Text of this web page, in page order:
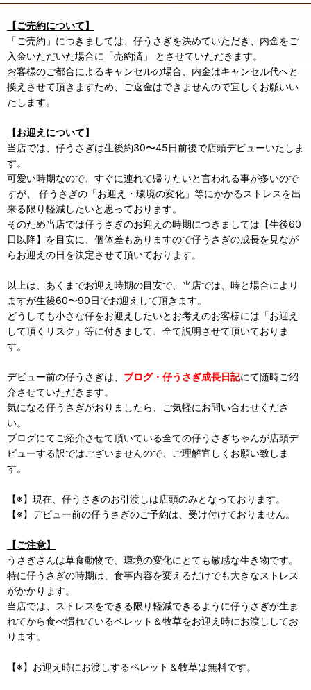
【ご売約について】
「ご売約」につきましては、仔うさぎを決めていただき、内金をご
入金いただいた場合に「売約済」 とさせていただきます。
お客様のご都合によるキャンセルの場合、内金はキャンセル代へと
換えさせて頂きますため、ご返金はできませんので宜しくお願いい
たします。
【お迎えについて】
当店では、仔うさぎは生後約30〜45日前後で店頭デビューいたしま
す。
可愛い時期なので、すぐに連れて帰りたいと言われる事が多いので
すが、 仔うさぎの「お迎え・環境の変化」等にかかるストレスを出
来る限り軽減したいと思っております。
そのため当店では仔うさぎのお迎えの時期につきましては【生後60
日以降】を目安に、個体差もありますので仔うさぎの成長を見なが
らお迎えの日を決定させて頂いております。
以上は、あくまでお迎え時期の目安で、当店では、時と場合により
ますが生後60〜90日でお迎えして頂きます。
どうしても小さな仔をお迎えしたいとお考えのお客様には「お迎え
して頂くリスク」等に付きまして、全て説明させて頂いておりま
す。
デビュー前の仔うさぎは、 ブログ・仔うさぎ成長日記にて随時ご紹
介させていただきます。
気になる仔うさぎがおりましたら、ご気軽にお問い合わせくださ
い。
ブログにてご紹介させて頂いている全ての仔うさぎちゃんが店頭デ
ビューする訳ではございませんので、ご理解宜しくお願い致しま
す。
【※】現在、仔うさぎのお引渡しは店頭のみとなっております。
【※】デビュー前の仔うさぎのご予約は、受け付けておりません。
【ご注意】
うさぎさんは草食動物で、環境の変化にとても敏感な生き物です。
特に仔うさぎの時期は、食事内容を変えるだけでも大きなストレス
がかかります。
当店では、ストレスをできる限り軽減できるように仔うさぎが生ま
れてから食べ慣れているペレット＆牧草をお迎え時にお渡ししてお
ります。
【※】お迎え時にお渡しするペレット＆牧草は無料です。